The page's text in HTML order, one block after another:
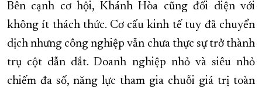
Bên cạnh cơ hội, Khánh Hòa cũng đối diện với
không ít thách thức. Cơ cấu kinh tế tuy đã chuyển
dịch nhưng công nghiệp vẫn chưa thực sự trở thành
trụ cột dẫn dắt. Doanh nghiệp nhỏ và siêu nhỏ
chiếm đa số, năng lực tham gia chuỗi giá trị toàn